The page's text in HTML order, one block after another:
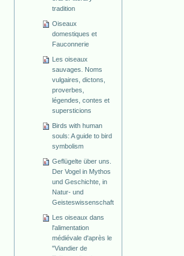
tradition
Oiseaux
domestiques et
Fauconnerie
Les oiseaux
sauvages. Noms
vulgaires, dictons,
proverbes,
légendes, contes et
supersticions
Birds with human
souls: A guide to bird
symbolism
Geflügelte über uns.
Der Vogel in Mythos
und Geschichte, in
Natur- und
Geisteswissenschaft
Les oiseaux dans
l'alimentation
médiévale d'après le
"Viandier de